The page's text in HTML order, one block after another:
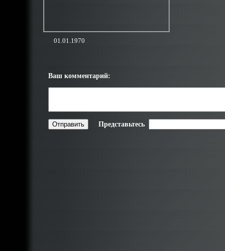
01.01.1970
Ваш комментарий:
Представьтесь